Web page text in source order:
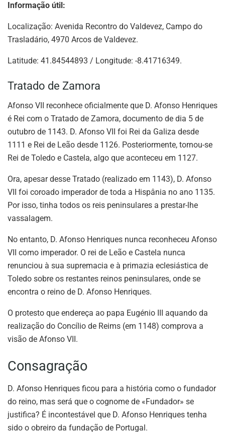
Informação útil:
Localização: Avenida Recontro do Valdevez, Campo do
Trasladário, 4970 Arcos de Valdevez.
Latitude: 41.84544893 / Longitude: -8.41716349.
Tratado de Zamora
Afonso VII reconhece oficialmente que D. Afonso Henriques
é Rei com o Tratado de Zamora, documento de dia 5 de
outubro de 1143. D. Afonso VII foi Rei da Galiza desde
1111 e Rei de Leão desde 1126. Posteriormente, tornou-se
Rei de Toledo e Castela, algo que aconteceu em 1127.
Ora, apesar desse Tratado (realizado em 1143), D. Afonso
VII foi coroado imperador de toda a Hispânia no ano 1135.
Por isso, tinha todos os reis peninsulares a prestar-lhe
vassalagem.
No entanto, D. Afonso Henriques nunca reconheceu Afonso
VII como imperador. O rei de Leão e Castela nunca
renunciou à sua supremacia e à primazia eclesiástica de
Toledo sobre os restantes reinos peninsulares, onde se
encontra o reino de D. Afonso Henriques.
O protesto que endereça ao papa Eugénio III aquando da
realização do Concílio de Reims (em 1148) comprova a
visão de Afonso VII.
Consagração
D. Afonso Henriques ficou para a história como o fundador
do reino, mas será que o cognome de «Fundador» se
justifica? É incontestável que D. Afonso Henriques tenha
sido o obreiro da fundação de Portugal.